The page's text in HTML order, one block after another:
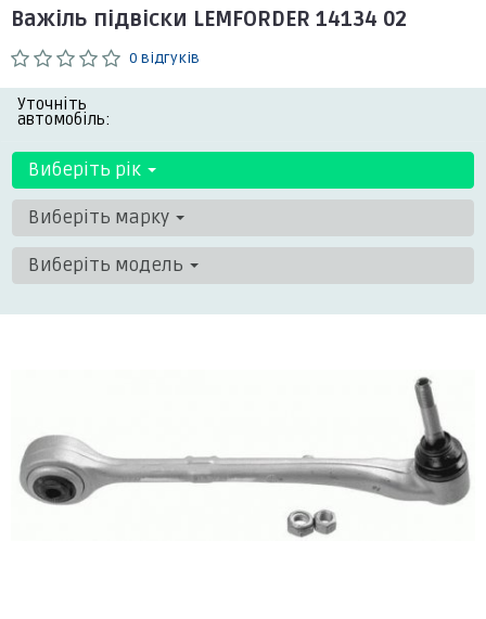
Важіль підвіски LEMFORDER 14134 02
0 відгуків
Уточніть
автомобіль:
Виберіть рік
Виберіть марку
Виберіть модель